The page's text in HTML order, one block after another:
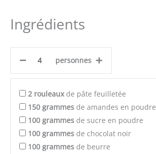
Ingrédients
personnes
2 rouleauxde pâte feuilletée
150 grammes de amandes en poudre
100 grammes de sucre en poudre
100 grammes de chocolat noir
100 grammes de beurre